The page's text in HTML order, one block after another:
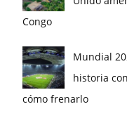
Congo
Mundial
historia
cómo frenarlo